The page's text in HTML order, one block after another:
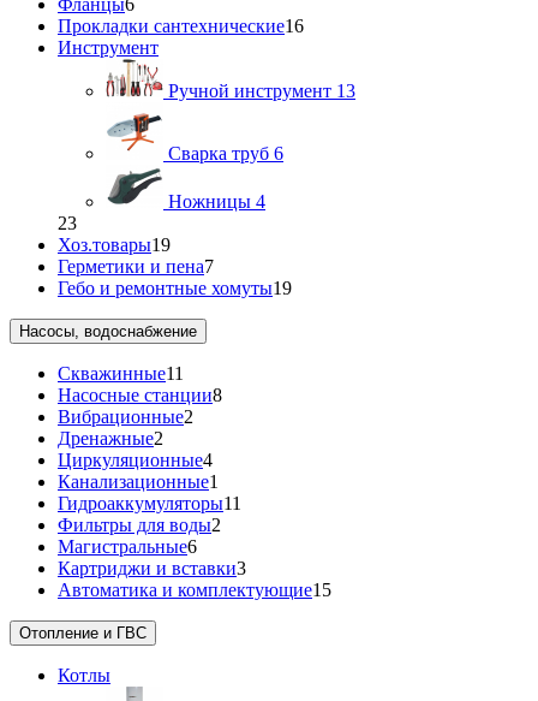
Фланцы6
Прокладки сантехнические16
Инструмент
Ручной инструмент 13
Сварка труб 6
Ножницы 4
23
Хоз.товары19
Герметики и пена7
Гебо и ремонтные хомуты19
Насосы, водоснабжение
Скважинные11
Насосные станции8
Вибрационные2
Дренажные2
Циркуляционные4
Канализационные1
Гидроаккумуляторы11
Фильтры для воды2
Магистральные6
Картриджи и вставки3
Автоматика и комплектующие15
Отопление и ГВС
Котлы